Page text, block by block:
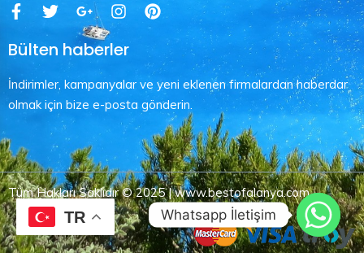
Bülten haberler
İndirimler, kampanyalar ve yeni eklenen firmalardan haberdar
olmak için bize e-posta gönderin.
Tüm Hakları Saklıdır © 2025 | www.bestofalanya.com
TR Whatsapp İletişim